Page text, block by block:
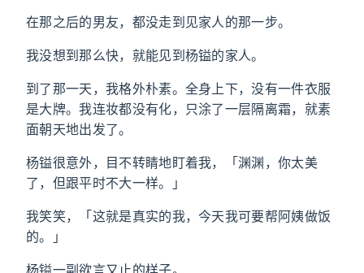
在那之后的男友，都没走到见家人的那一步。
我没想到那么快，就能见到杨镒的家人。
到了那一天，我格外朴素。全身上下，没有一件衣服
是大牌。我连妆都没有化，只涂了一层隔离霜，就素
面朝天地出发了。
杨镒很意外，目不转睛地盯着我，「渊渊，你太美
了，但跟平时不大一样。」
我笑笑，「这就是真实的我，今天我可要帮阿姨做饭
的。」
杨镒一副欲言又止的样子。